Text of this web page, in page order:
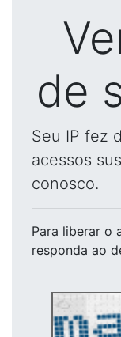
de
Seu IP fez
acessos
conosco.
Para liberar o
responda ao